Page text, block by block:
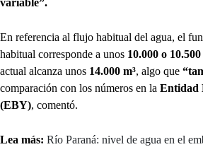
variable”.
En referencia al flujo habitual del agua, el
habitual corresponde a unos 10.000 o 10.500
actual alcanza unos 14.000 m³, algo que
comparación con los números en la Entidad
(EBY), comentó.
Lea más: Río Paraná: nivel de agua en el